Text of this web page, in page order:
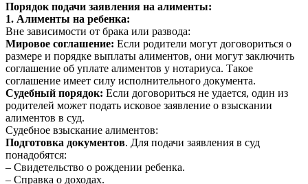
Порядок подачи заявления на алименты:
1. Алименты на ребенка:
Вне зависимости от брака или развода:
Мировое соглашение: Если родители могут договориться о
размере и порядке выплаты алиментов, они могут заключить
соглашение об уплате алиментов у нотариуса. Такое
соглашение имеет силу исполнительного документа.
Судебный порядок: Если договориться не удается, один из
родителей может подать исковое заявление о взыскании
алиментов в суд.
Судебное взыскание алиментов:
Подготовка документов. Для подачи заявления в суд
понадобятся:
– Свидетельство о рождении ребенка.
– Справка о доходах.